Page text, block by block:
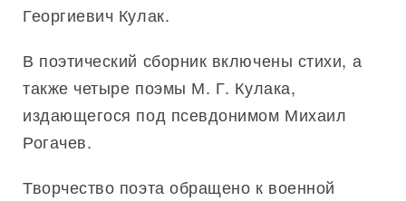
Георгиевич Кулак.
В поэтический сборник включены стихи, а
также четыре поэмы М. Г. Кулака,
издающегося под псевдонимом Михаил
Рогачев.
Творчество поэта обращено к военной